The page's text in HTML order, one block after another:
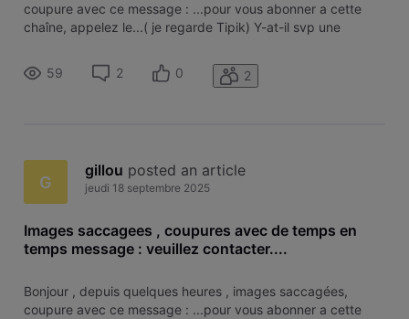
coupure avec ce message : ...pour vous abonner a cette
chaîne, appelez le...( je regarde Tipik) Y-at-il svp une
? Merci. Déjà éteint et remise en route sans résultat. Ha , il
semble y avoi
59 2 0 2
G
gillou posted an article
jeudi 18 septembre 2025
Images saccagees , coupures avec de temps en
temps message : veuillez contacter....
Bonjour , depuis quelques heures , images saccagées,
coupure avec ce message : ...pour vous abonner a cette